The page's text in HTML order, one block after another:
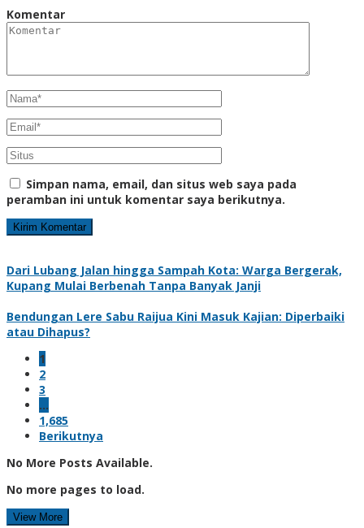
Komentar
Simpan nama, email, dan situs web saya pada
peramban ini untuk komentar saya berikutnya.
Dari Lubang Jalan hingga Sampah Kota: Warga Bergerak,
Kupang Mulai Berbenah Tanpa Banyak Janji
Bendungan Lere Sabu Raijua Kini Masuk Kajian: Diperbaiki
atau Dihapus?
1
2
3
…
1,685
Berikutnya
No More Posts Available.
No more pages to load.
View More